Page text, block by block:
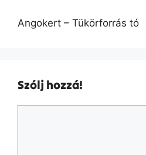
Angokert – Tükörforrás tó
Szólj hozzá!